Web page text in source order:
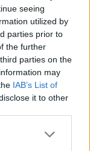
seeing
utilized by
parties prior to
the further
parties on the
may
IAB’s List of
it to other
more Google